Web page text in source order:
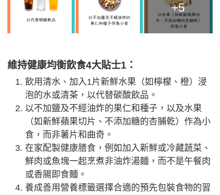
+5
維持健康均衡飲食4大貼士1：
飲用清水、加入1片新鮮水果（如檸檬、橙）浸
泡的水或清茶，以代替碳酸飲品。
以不加鹽及不經油炸的果仁和種子，以及水果
（如新鮮蘋果切片、不添加糖的杏脯乾）作為小
食，而非薯片和曲奇。
在家配製健康膳食，例如加入新鮮或冷藏蔬菜、
鮮肉或魚塊一起烹煮非油炸湯麵，而不是午餐肉
或香腸即食麵。
養成善用營養標籤選擇合適的預先包裝食物的習